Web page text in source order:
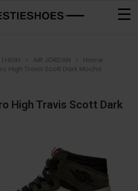
Home
AIR JORDAN
HIGH
High Travis Scott Dark Mocha
High Travis Scott Dark